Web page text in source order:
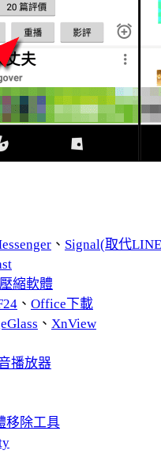
、 Signal(取代
縮軟體
、 Office下載
、 XnView
播放器
移除工具